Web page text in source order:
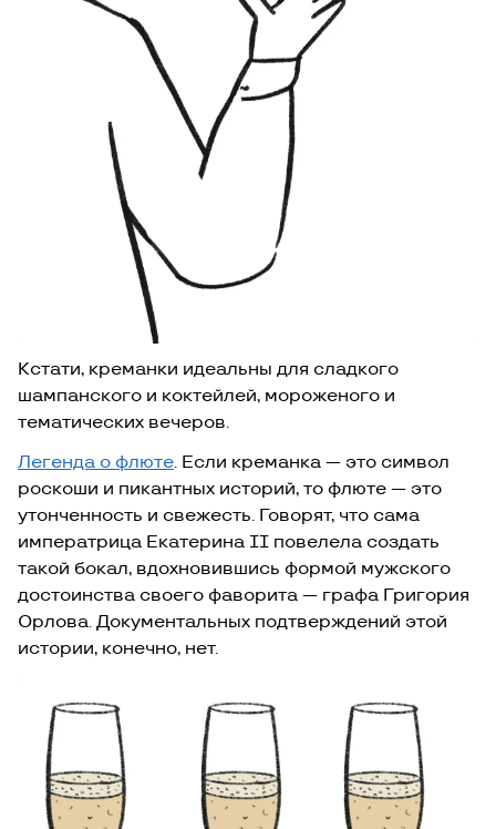
Кстати, креманки идеальны для сладкого
шампанского и коктейлей, мороженого и
тематических вечеров.
Легенда о флюте. Если креманка — это символ
роскоши и пикантных историй, то флюте — это
утонченность и свежесть. Говорят, что сама
императрица Екатерина II повелела создать
такой бокал, вдохновившись формой мужского
достоинства своего фаворита — графа Григория
Орлова. Документальных подтверждений этой
истории, конечно, нет.